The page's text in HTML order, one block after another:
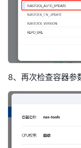
8、再次检查容器参